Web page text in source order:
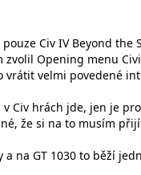
Civ IV Beyond
zvolil Opening menu
vrátit velmi povedené
Civ hrách jde, jen je
že si na to musím
na GT 1030 to běží